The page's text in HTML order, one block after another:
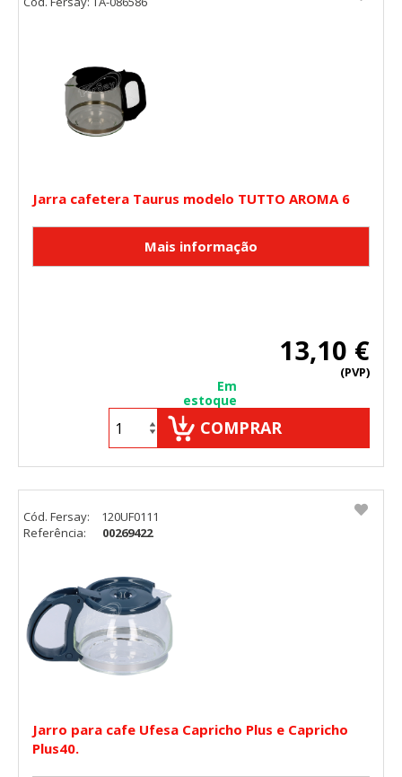
Jarra cafetera Taurus modelo TUTTO AROMA 6
13,10 €
(PVP)
Em
estoque
COMPRAR
Jarro para cafe Ufesa Capricho Plus e Capricho
Plus40.
Cód. Fersay:
120UF0111
Referência:
00269422
Cookies dirigidas
Estas cookies pueden ser establecidas a través de nuestro
sitio por nuestros socios publicitarios. Pueden ser
que se basan en la identificación única de su navegador y
_evAd, _evCoupon, _evSubscription, _evPromt
Puedes volver a configurar tus cookies desde la sección
"Configuración de cookies" al pie de la página. También puedes
consultar nuestra política de cookies